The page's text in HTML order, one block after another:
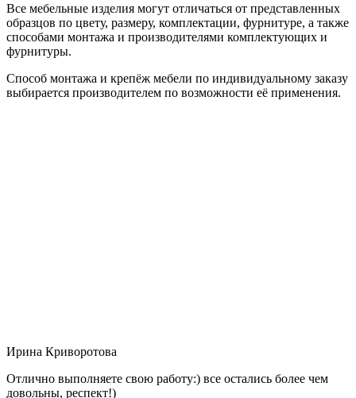
Все мебельные изделия могут отличаться от представленных
образцов по цвету, размеру, комплектации, фурнитуре, а также
способами монтажа и производителями комплектующих и
фурнитуры.
Способ монтажа и крепёж мебели по индивидуальному заказу
выбирается производителем по возможности её применения.
Ирина Криворотова
Отлично выполняете свою работу:) все остались более чем
довольны, респект!)